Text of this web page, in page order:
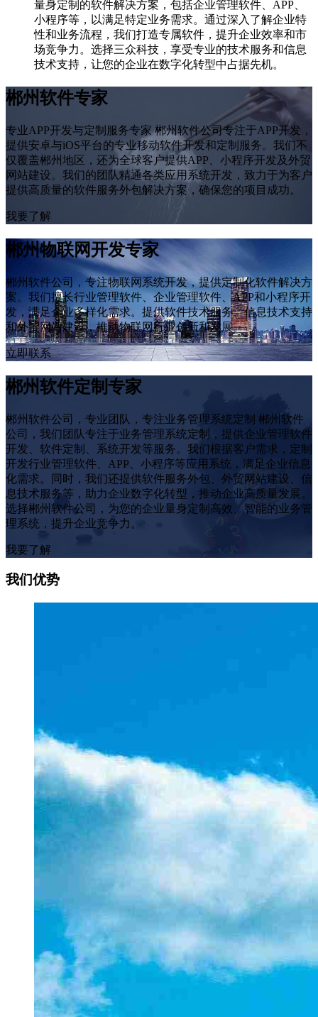
量身定制的软件解决方案，包括企业管理软件、APP、
小程序等，以满足特定业务需求。通过深入了解企业特
性和业务流程，我们打造专属软件，提升企业效率和市
场竞争力。选择三众科技，享受专业的技术服务和信息
技术支持，让您的企业在数字化转型中占据先机。
郴州软件专家
专业APP开发与定制服务专家 郴州软件公司专注于APP开发，
提供安卓与iOS平台的专业移动软件开发和定制服务。我们不
仅覆盖郴州地区，还为全球客户提供APP、小程序开发及外贸
网站建设。我们的团队精通各类应用系统开发，致力于为客户
提供高质量的软件服务外包解决方案，确保您的项目成功。
我要了解
郴州物联网开发专家
郴州软件公司，专注物联网系统开发，提供定制化软件解决方
案。我们擅长行业管理软件、企业管理软件、APP和小程序开
发，满足企业多样化需求。提供软件技术服务、信息技术支持
和外贸网站建设，推动物联网行业创新和发展。
立即联系
郴州软件定制专家
郴州软件公司，专业团队，专注业务管理系统定制 郴州软件
公司，我们团队专注于业务管理系统定制，提供企业管理软件
开发、软件定制、系统开发等服务。我们根据客户需求，定制
开发行业管理软件、APP、小程序等应用系统，满足企业信息
化需求。同时，我们还提供软件服务外包、外贸网站建设、信
息技术服务等，助力企业数字化转型，推动企业高质量发展。
选择郴州软件公司，为您的企业量身定制高效、智能的业务管
理系统，提升企业竞争力。
我要了解
我们优势